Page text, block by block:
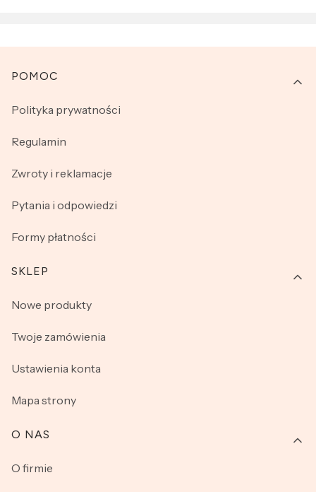
Linki w stopce
POMOC
Polityka prywatności
Regulamin
Zwroty i reklamacje
Pytania i odpowiedzi
Formy płatności
SKLEP
Nowe produkty
Twoje zamówienia
Ustawienia konta
Mapa strony
O NAS
O firmie